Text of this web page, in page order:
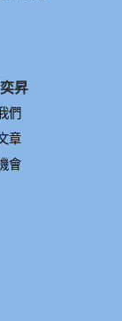
昇
們
章
會